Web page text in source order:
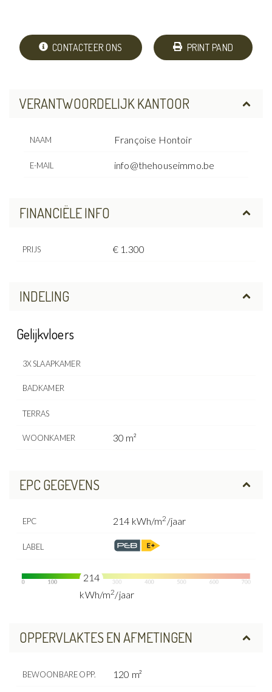
CONTACTEER ONS PRINT PAND
VERANTWOORDELIJK KANTOOR
NAAM Françoise Hontoir
E-MAIL info@thehouseimmo.be
FINANCIËLE INFO
PRIJS € 1.300
INDELING
Gelijkvloers
3X SLAAPKAMER
BADKAMER
TERRAS
WOONKAMER 30 m²
EPC GEGEVENS
EPC 214 kWh/m2 /jaar
LABEL
214
kWh/m2/jaar
OPPERVLAKTES EN AFMETINGEN
BEWOONBARE OPP. 120 m²